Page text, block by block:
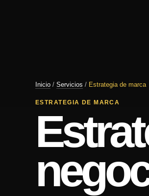
Inicio / Servicios / Estrategia de marca
ESTRATEGIA DE MARCA